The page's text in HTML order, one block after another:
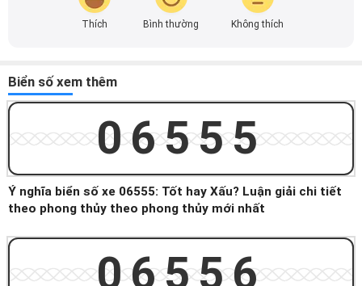
Thích Bình thường Không thích
Biển số xem thêm
06555
Ý nghĩa biển số xe 06555: Tốt hay Xấu? Luận giải chi tiết
theo phong thủy theo phong thủy mới nhất
06556